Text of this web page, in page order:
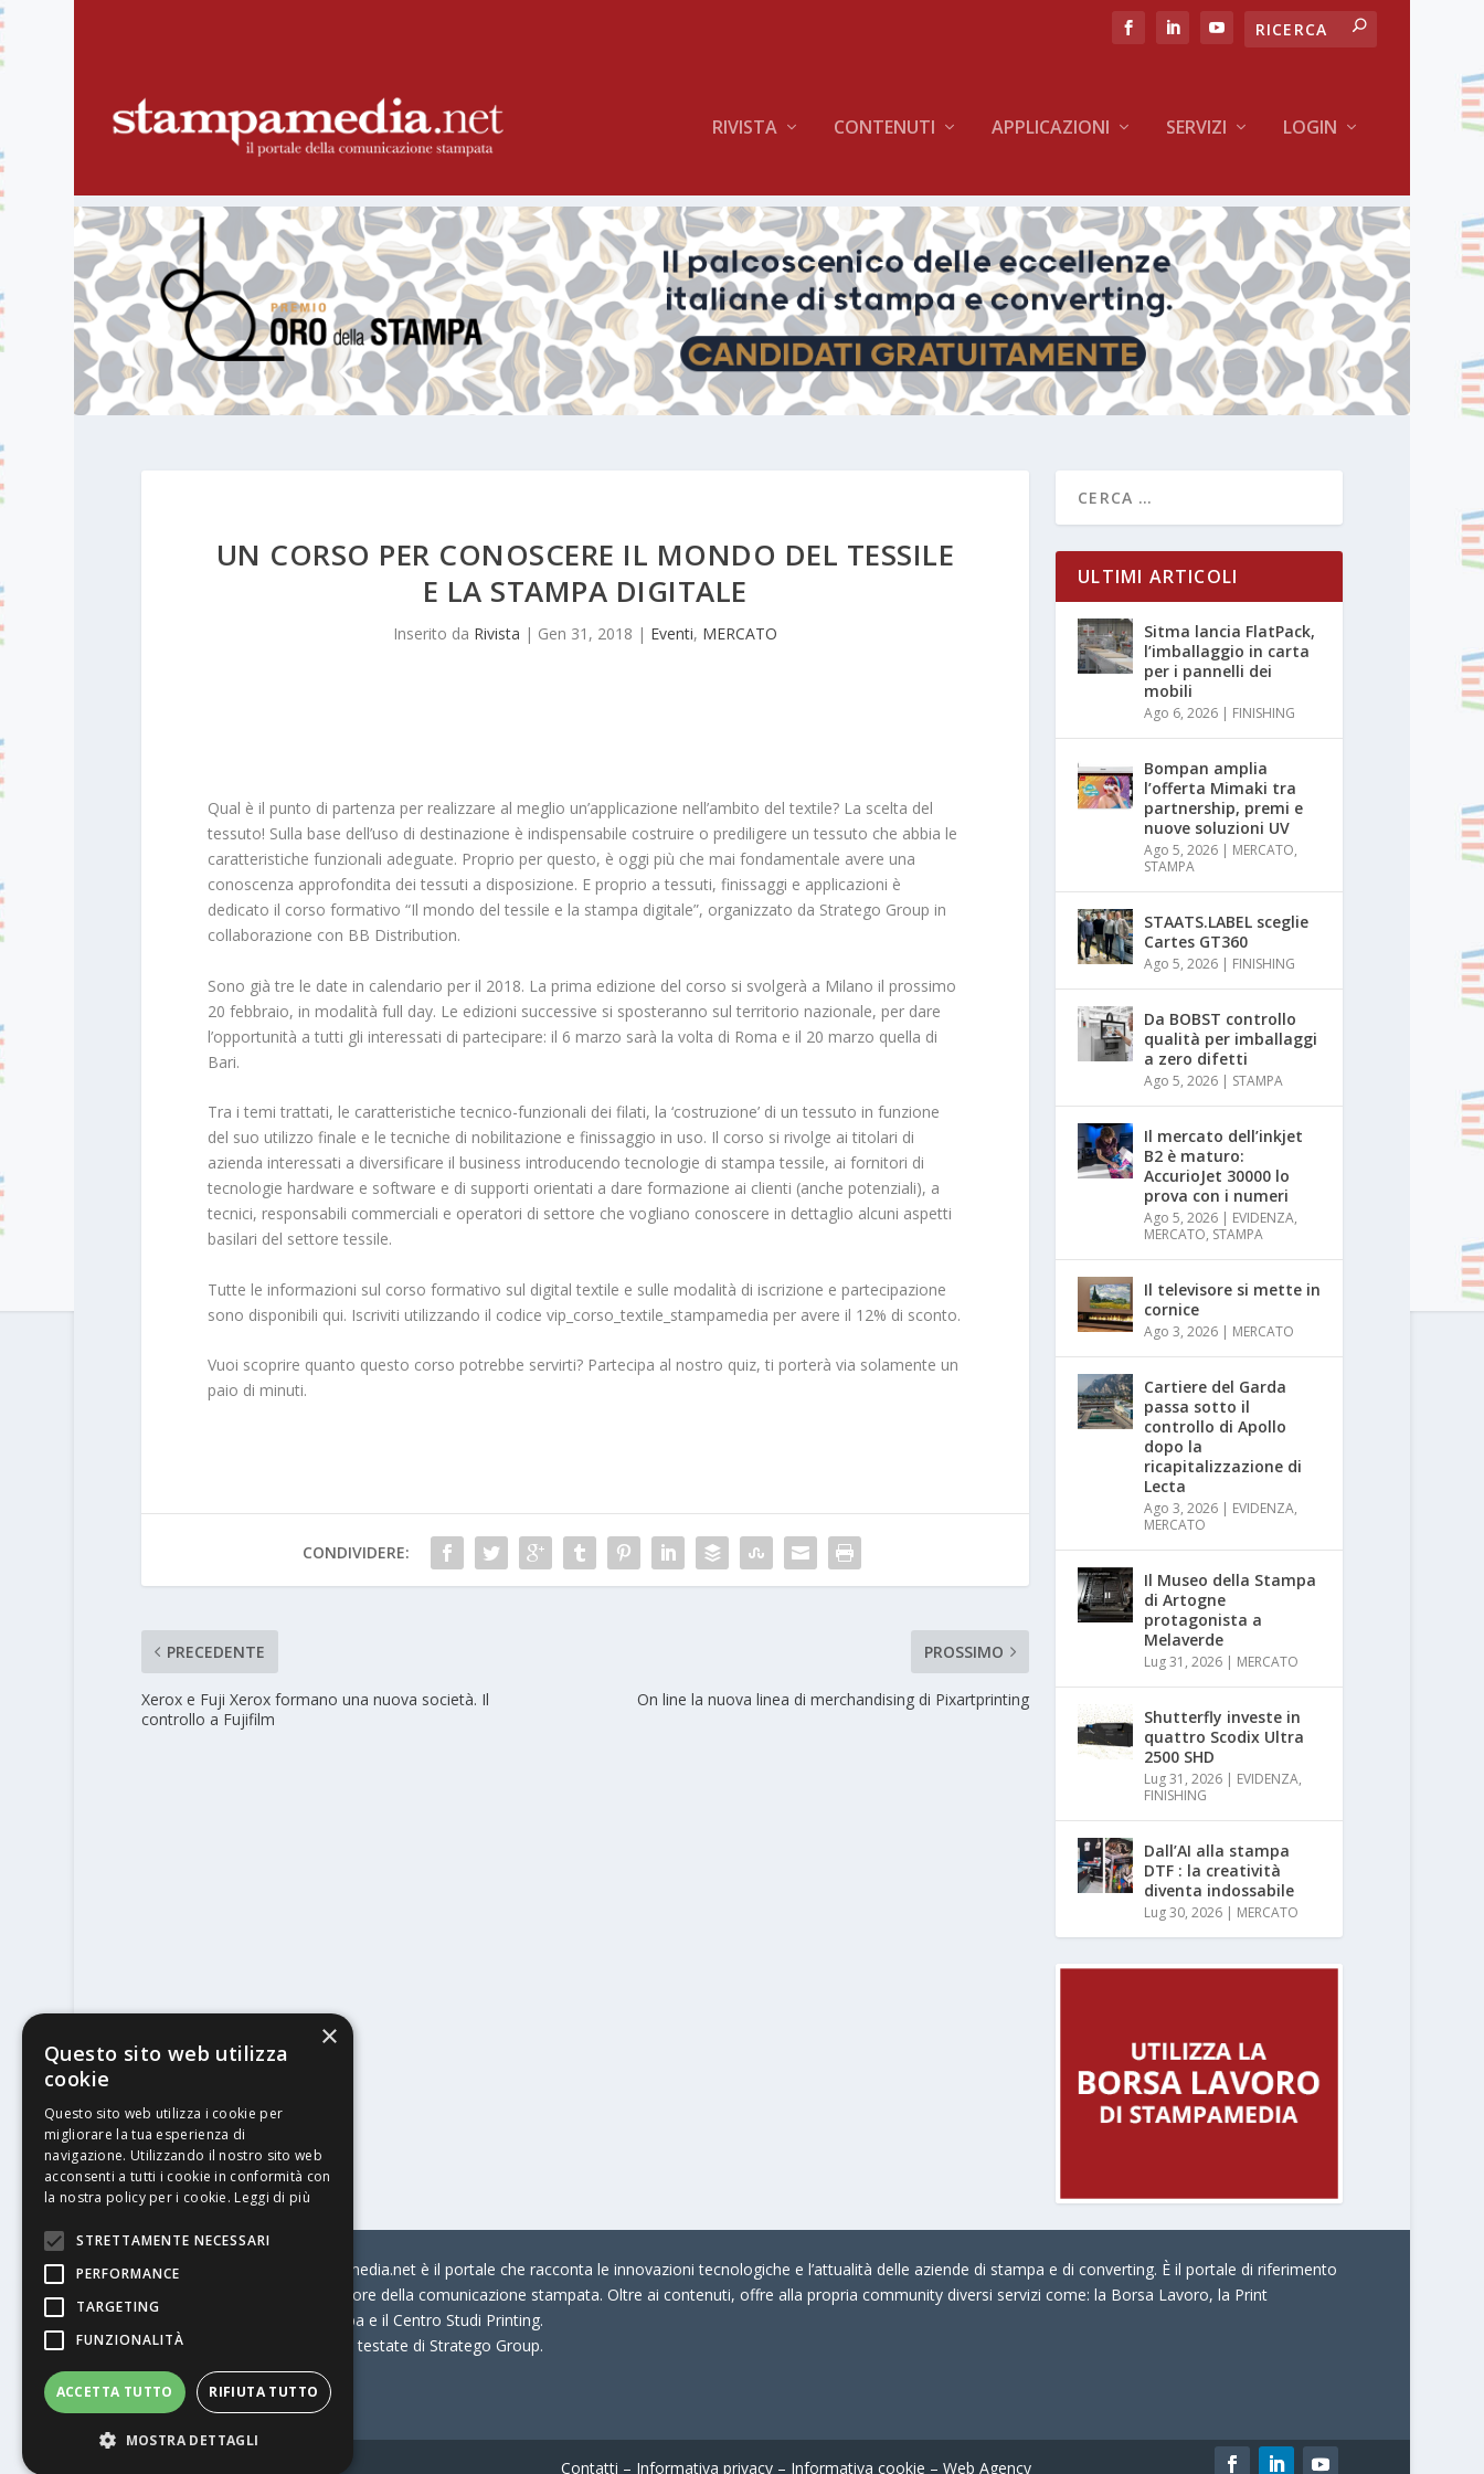
RIVISTA CONTENUTI APPLICAZIONI SERVIZI LOGIN
UN CORSO PER CONOSCERE IL MONDO DEL TESSILE
E LA STAMPA DIGITALE
Inserito da Rivista | Gen 31, 2018 | Eventi, MERCATO
Qual è il punto di partenza per realizzare al meglio un’applicazione nell’ambito del textile? La scelta del
tessuto! Sulla base dell’uso di destinazione è indispensabile costruire o prediligere un tessuto che abbia le
caratteristiche funzionali adeguate. Proprio per questo, è oggi più che mai fondamentale avere una
conoscenza approfondita dei tessuti a disposizione. E proprio a tessuti, finissaggi e applicazioni è
dedicato il corso formativo “Il mondo del tessile e la stampa digitale”, organizzato da Stratego Group in
collaborazione con BB Distribution.
Sono già tre le date in calendario per il 2018. La prima edizione del corso si svolgerà a Milano il prossimo
20 febbraio, in modalità full day. Le edizioni successive si sposteranno sul territorio nazionale, per dare
l’opportunità a tutti gli interessati di partecipare: il 6 marzo sarà la volta di Roma e il 20 marzo quella di
Bari.
Tra i temi trattati, le caratteristiche tecnico-funzionali dei filati, la ‘costruzione’ di un tessuto in funzione
del suo utilizzo finale e le tecniche di nobilitazione e finissaggio in uso. Il corso si rivolge ai titolari di
azienda interessati a diversificare il business introducendo tecnologie di stampa tessile, ai fornitori di
tecnologie hardware e software e di supporti orientati a dare formazione ai clienti (anche potenziali), a
tecnici, responsabili commerciali e operatori di settore che vogliano conoscere in dettaglio alcuni aspetti
basilari del settore tessile.
Tutte le informazioni sul corso formativo sul digital textile e sulle modalità di iscrizione e partecipazione
sono disponibili qui. Iscriviti utilizzando il codice vip_corso_textile_stampamedia per avere il 12% di sconto.
Vuoi scoprire quanto questo corso potrebbe servirti? Partecipa al nostro quiz, ti porterà via solamente un
paio di minuti.
CONDIVIDERE:
PRECEDENTE
Xerox e Fuji Xerox formano una nuova società. Il
controllo a Fujifilm
PROSSIMO
On line la nuova linea di merchandising di Pixartprinting
ULTIMI ARTICOLI
Sitma lancia FlatPack,
l’imballaggio in carta
per i pannelli dei
mobili
Ago 6, 2026 | FINISHING
Bompan amplia
l’offerta Mimaki tra
partnership, premi e
nuove soluzioni UV
Ago 5, 2026 | MERCATO,
STAMPA
STAATS.LABEL sceglie
Cartes GT360
Ago 5, 2026 | FINISHING
Da BOBST controllo
qualità per imballaggi
a zero difetti
Ago 5, 2026 | STAMPA
Il mercato dell’inkjet
B2 è maturo:
AccurioJet 30000 lo
prova con i numeri
Ago 5, 2026 | EVIDENZA,
MERCATO, STAMPA
Il televisore si mette in
cornice
Ago 3, 2026 | MERCATO
Cartiere del Garda
passa sotto il
controllo di Apollo
dopo la
ricapitalizzazione di
Lecta
Ago 3, 2026 | EVIDENZA,
MERCATO
Il Museo della Stampa
di Artogne
protagonista a
Melaverde
Lug 31, 2026 | MERCATO
Shutterfly investe in
quattro Scodix Ultra
2500 SHD
Lug 31, 2026 | EVIDENZA,
FINISHING
Dall’AI alla stampa
DTF : la creatività
diventa indossabile
Lug 30, 2026 | MERCATO
© Stratego Group –
stampamedia.net è il portale che racconta le innovazioni tecnologiche e l’attualità delle aziende di stampa e di converting. È il portale di riferimento
per chi opera in Italia nel settore della comunicazione stampata. Oltre ai contenuti, offre alla propria community diversi servizi come: la Borsa Lavoro, la Print
Connection, i Big della Stampa e il Centro Studi Printing.
Stampamedia.net è una delle testate di Stratego Group.
Partita IVA07921450156
Contatti – Informativa privacy– Informativa cookie – Web Agency
×
Questo sito web utilizza
cookie
Questo sito web utilizza i cookie per
migliorare la tua esperienza di
navigazione. Utilizzando il nostro sito web
acconsenti a tutti i cookie in conformità con
la nostra policy per i cookie. Leggi di più
STRETTAMENTE NECESSARI
PERFORMANCE
TARGETING
FUNZIONALITÀ
ACCETTA TUTTO RIFIUTA TUTTO
MOSTRA DETTAGLI